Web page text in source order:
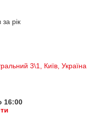
рік
3\1, Київ, Україна
16:00